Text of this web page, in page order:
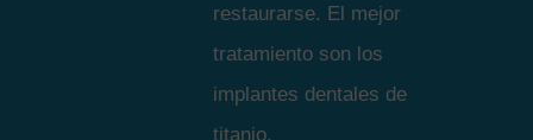
restaurarse. El mejor
tratamiento son los
implantes dentales de
titanio.